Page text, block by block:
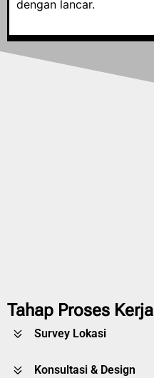
dengan lancar.
Tahap Proses Kerja
Survey Lokasi
Konsultasi & Design